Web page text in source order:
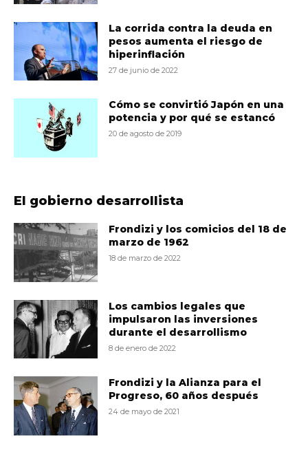
La corrida contra la deuda en
pesos aumenta el riesgo de
hiperinflación
27 de junio de 2022
Cómo se convirtió Japón en una
potencia y por qué se estancó
20 de agosto de 2019
El gobierno desarrollista
Frondizi y los comicios del 18 de
marzo de 1962
18 de marzo de 2022
Los cambios legales que
impulsaron las inversiones
durante el desarrollismo
8 de enero de 2022
Frondizi y la Alianza para el
Progreso, 60 años después
24 de mayo de 2021